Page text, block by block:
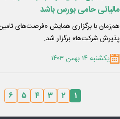
مالیاتی حامی بورس باشد
هم‌زمان با برگزاری همایش «فرصت‌های
پذیرش شرکت‌ها» برگزار شد.
یکشنبه ۱۴ بهمن ۱۴۰۳
۱ ۲ ۳ ۴ ۵ ۶